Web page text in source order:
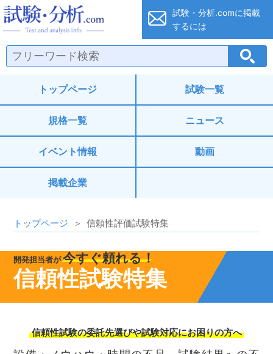
試験・分析
試験・分析.comに掲載
するには
トップページ 試験一覧
規格一覧 ニュース
イベント情報 動画
掲載企業
トップページ 信頼性評価試験特集
開発担当者が今すぐ頼れる！
信頼性試験特集
信頼性試験の委託先選びや試験対応にお困りの方へ